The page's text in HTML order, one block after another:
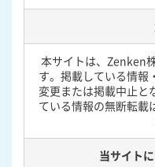
本サイトは、Zenken
す。掲載している情報
変更または掲載中止と
ている情報の無断転載
当サイト